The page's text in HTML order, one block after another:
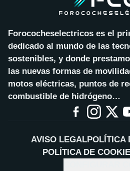
Forococheselectricos es el
dedicado al mundo de las
sostenibles, y donde
las nuevas formas de
motos eléctricas, puntos de
combustible de hidrógeno…
AVISO LEGALPOLÍTICA
POLÍTICA DE